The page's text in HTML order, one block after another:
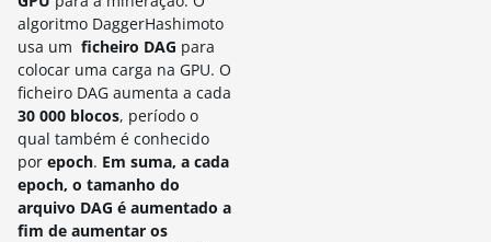
algoritmo DaggerHashimoto
usa um ficheiro DAG para
colocar uma carga na GPU. O
ficheiro DAG aumenta a cada
30 000 blocos, período o
qual também é conhecido
por epoch. Em suma, a cada
epoch, o tamanho do
arquivo DAG é aumentado a
fim de aumentar os